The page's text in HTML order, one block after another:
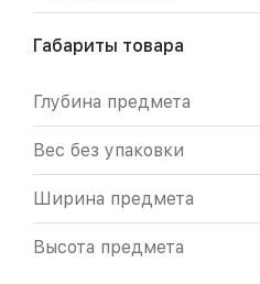
Габариты товара
Глубина предмета
Вес без упаковки
Ширина предмета
Высота предмета